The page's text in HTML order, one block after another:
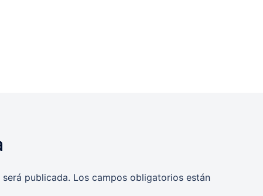
publicada. Los campos obligatorios están